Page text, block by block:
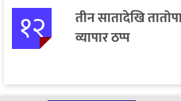
१२
तीन सातादेखि
व्यापार ठप्प